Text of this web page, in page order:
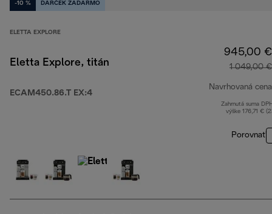
-10 % DARČEK ZADARMO
ELETTA EXPLORE
Eletta Explore, titán
ECAM450.86.T EX:4
945,00 €
1 049,00 €
Navrhovaná cena
Zahrnutá suma
výške 176,71 €
Porovnať